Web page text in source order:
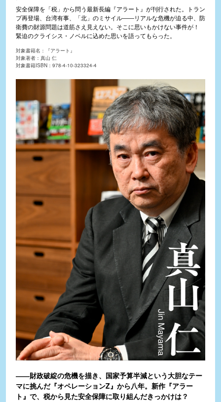
安全保障を「税」から問う最新長編『アラート』が刊行された。トラン
プ再登場、台湾有事、「北」のミサイル――リアルな危機が迫る中、防
衛費の財源問題は道筋さえ見えない。そこに思いもかけない事件が！
緊迫のクライシス・ノベルに込めた思いを語ってもらった。
対象書籍名：『アラート』
対象著者：真山 仁
対象書籍ISBN：978-4-10-323324-4
――財政破綻の危機を描き、国家予算半減という大胆なテー
マに挑んだ『オペレーションZ』から八年。新作『アラー
ト』で、税から見た安全保障に取り組んだきっかけは？